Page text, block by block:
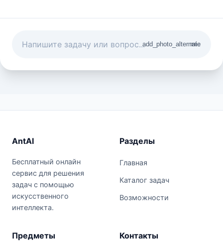
add_photo_alternate
mic
AntAI
Бесплатный онлайн
сервис для решения
задач с помощью
искусственного
интеллекта.
Разделы
Главная
Каталог задач
Возможности
Предметы Контакты